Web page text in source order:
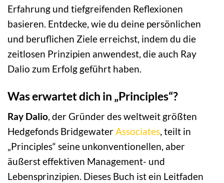
Erfahrung und tiefgreifenden Reflexionen
basieren. Entdecke, wie du deine persönlichen
und beruflichen Ziele erreichst, indem du die
zeitlosen Prinzipien anwendest, die auch Ray
Dalio zum Erfolg geführt haben.
Was erwartet dich in „Principles“?
Ray Dalio, der Gründer des weltweit größten
Hedgefonds BridgewaterAssociates, teilt in
„Principles“ seine unkonventionellen, aber
äußerst effektiven Management- und
Lebensprinzipien. Dieses Buch ist ein Leitfaden